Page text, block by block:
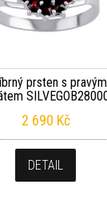
prsten s pravým
2 690 Kč
DETAIL